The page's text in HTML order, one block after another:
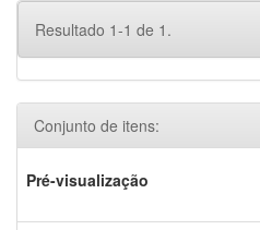
Resultado 1-1 de 1.
Conjunto de itens:
Pré-visualização